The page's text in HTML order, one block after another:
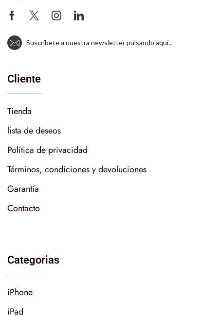
Suscríbete a nuestra newsletter pulsando aquí...
Cliente
Tienda
lista de deseos
Política de privacidad
Términos, condiciones y devoluciones
Garantía
Contacto
Categorias
iPhone
iPad